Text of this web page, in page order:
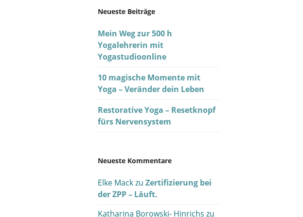
Neueste Beiträge
Mein Weg zur 500 h
Yogalehrerin mit
Yogastudioonline
10 magische Momente mit
Yoga – Veränder dein Leben
Restorative Yoga – Resetknopf
fürs Nervensystem
Neueste Kommentare
Elke Mackzu Zertifizierung bei
der ZPP – Läuft.
Katharina Borowski- Hinrichs zu